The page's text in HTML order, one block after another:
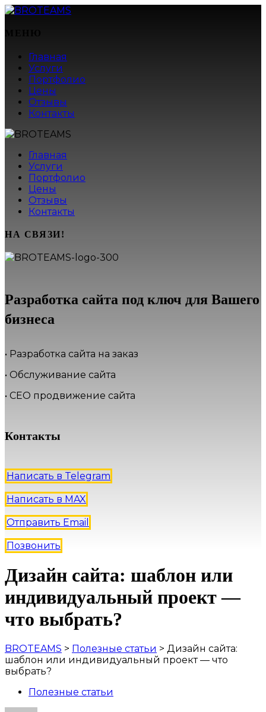
Главная
Услуги
Портфолио
Цены
Отзывы
Контакты
Главная
Услуги
Портфолио
Цены
Отзывы
Контакты
НА СВЯЗИ!
Разработка сайта под ключ для Вашего
бизнеса
• Разработка сайта на заказ
• Обслуживание сайта
• СЕО продвижение сайта
Контакты
Написать в Telegram
Написать в MAX
Отправить Email
Позвонить
Дизайн сайта: шаблон или
индивидуальный проект —
что выбрать?
BROTEAMS > Полезные статьи > Дизайн сайта:
шаблон или индивидуальный проект — что
выбрать?
Полезные статьи